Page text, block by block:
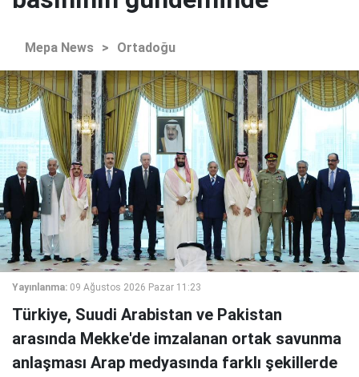
Mepa News > Ortadoğu
Yayınlanma: 09 Ağustos 2026 Pazar 11:23
Türkiye, Suudi Arabistan ve Pakistan
arasında Mekke'de imzalanan ortak savunma
anlaşması Arap medyasında farklı şekillerde